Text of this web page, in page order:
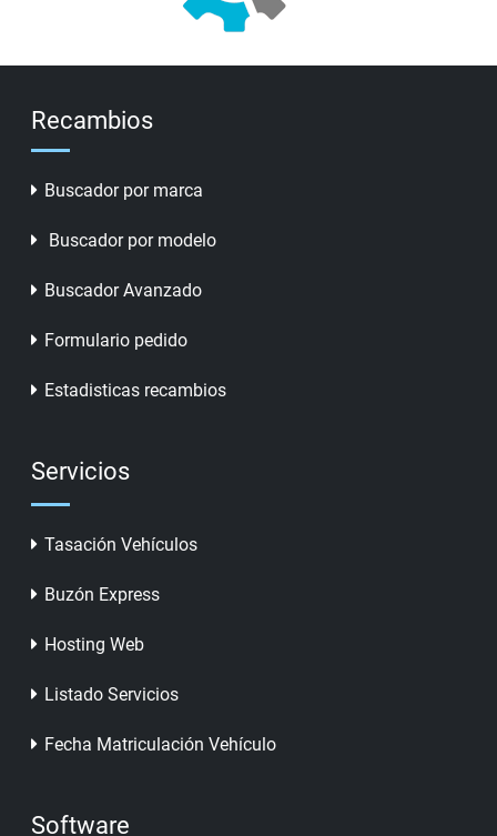
Recambios
Buscador por marca
Buscador por modelo
Buscador Avanzado
Formulario pedido
Estadisticas recambios
Servicios
Tasación Vehículos
Buzón Express
Hosting Web
Listado Servicios
Fecha Matriculación Vehículo
Software